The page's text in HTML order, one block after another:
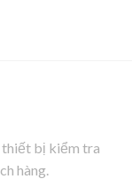
thiết bị kiểm tra
hàng.